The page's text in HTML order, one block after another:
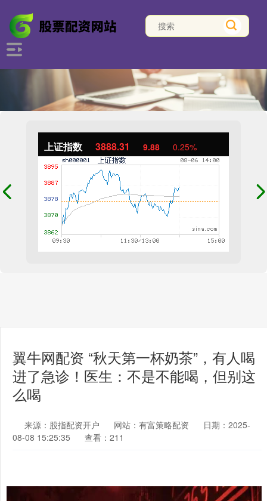
上证指数 3888.31 9.88 0.25%
翼牛网配资 “秋天第一杯奶茶”，有人喝
进了急诊！医生：不是不能喝，但别这
么喝
来源：股指配资开户 网站：有富策略配资
日期：2025-
08-08 15:25:35
查看：211